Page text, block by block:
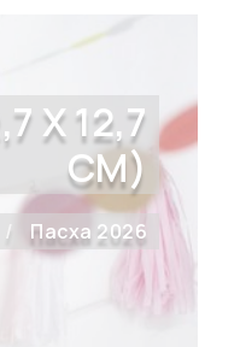
X 12,7
СМ)
Пасха 2026